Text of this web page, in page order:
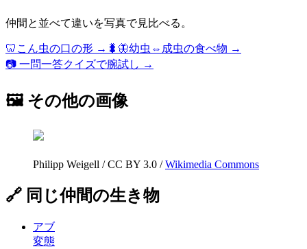
仲間と並べて違いを写真で見比べる。
🦷 こん虫の口の形 → 🐛🦋幼虫⇔成虫の食べ物 →
📷 一問一答クイズで腕試し →
🖼 その他の画像
Philipp Weigell /CC BY 3.0 / Wikimedia Commons
🔗 同じ仲間の生き物
アブ
変態